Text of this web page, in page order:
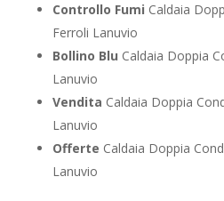
Controllo Fumi Caldaia
Ferroli Lanuvio
Bollino Blu Caldaia Doppia
Lanuvio
Vendita Caldaia Doppia
Lanuvio
Offerte Caldaia Doppia
Lanuvio